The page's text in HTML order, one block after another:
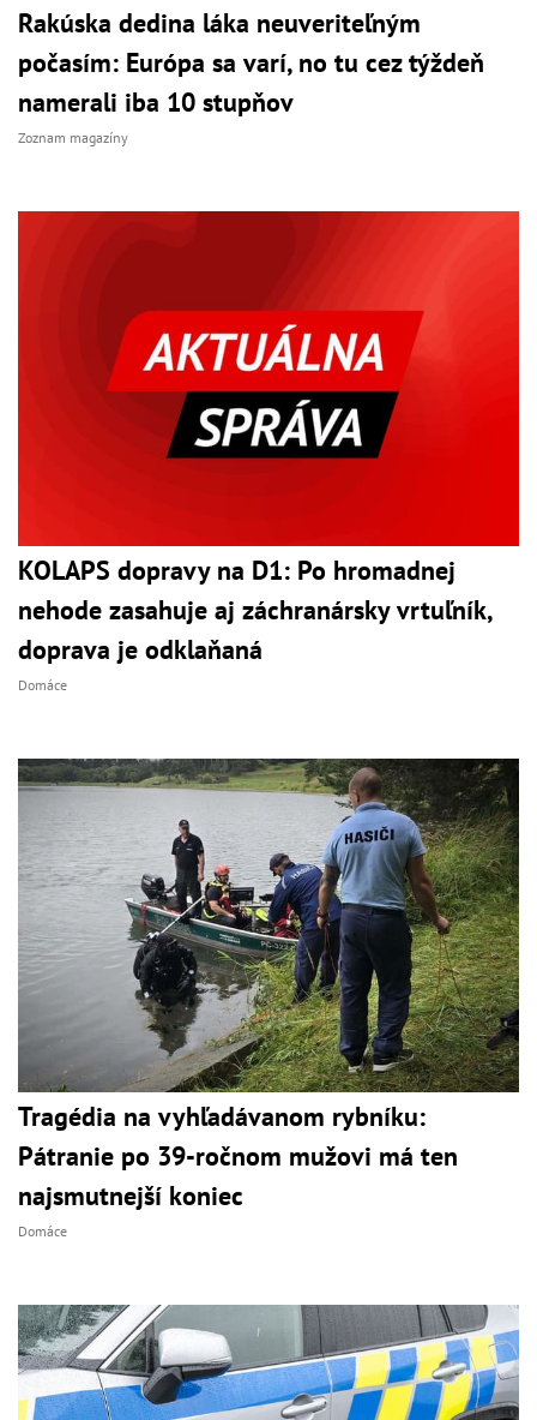
Rakúska dedina láka neuveriteľným
počasím: Európa sa varí, no tu cez týždeň
namerali iba 10 stupňov
Zoznam magazíny
KOLAPS dopravy na D1: Po hromadnej
nehode zasahuje aj záchranársky vrtuľník,
doprava je odklaňaná
Domáce
Tragédia na vyhľadávanom rybníku:
Pátranie po 39-ročnom mužovi má ten
najsmutnejší koniec
Domáce